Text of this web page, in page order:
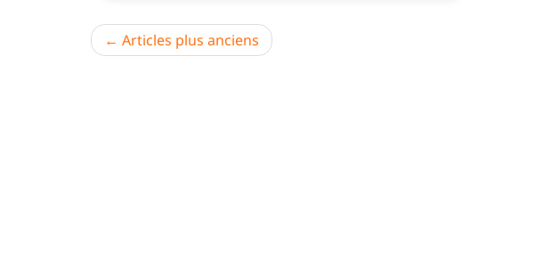
Navigation
Articles plus anciens